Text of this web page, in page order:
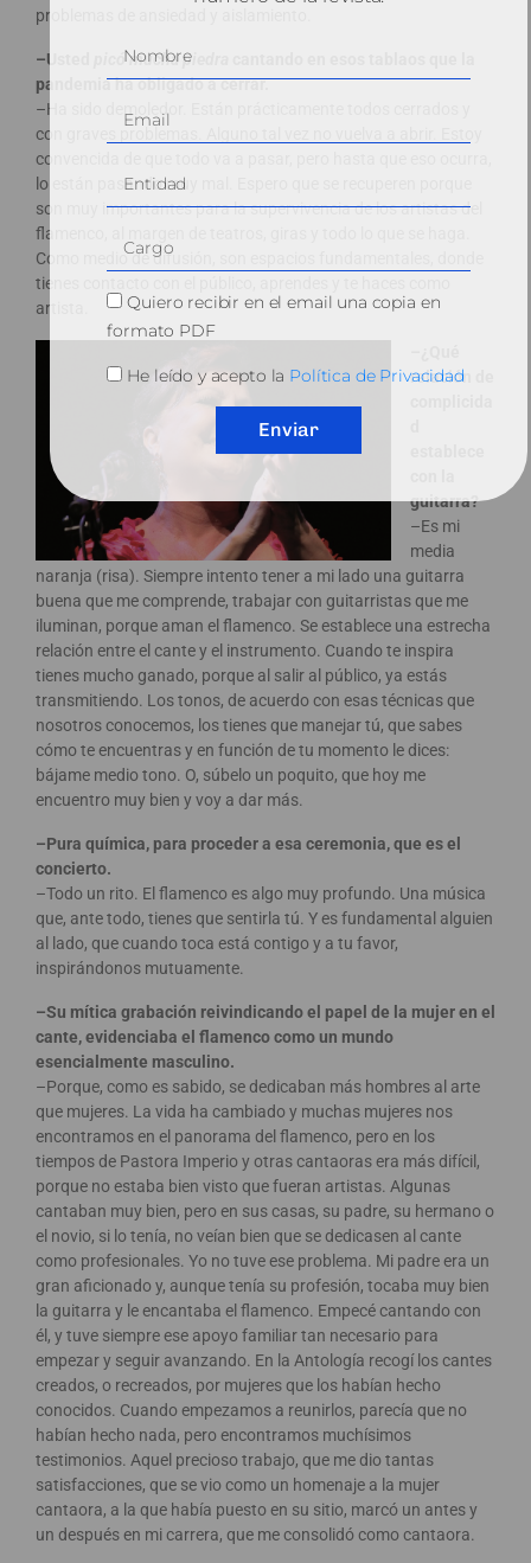
problemas de ansiedad y aislamiento.
–Usted picó mucha piedra
pandemia ha obligado a cerrar.
–Ha sido demoledor. Están prácticamente todos cerrados y
con graves problemas. Alguno tal vez no vuelva a abrir. Estoy
convencida de que todo va a pasar, pero hasta que eso ocurra,
lo están pasando muy mal. Espero que se recuperen porque
son muy importantes para la supervivencia de los artistas del
flamenco, al margen de teatros, giras y todo lo que se haga.
Como medio de difusión, son espacios fundamentales, donde
tienes contacto con el público, aprendes y te haces como
artista.
relación de
guitarra?
–Es mi
media
naranja (risa). Siempre intento tener a mi lado una guitarra
buena que me comprende, trabajar con guitarristas que me
iluminan, porque aman el flamenco. Se establece una estrecha
relación entre el cante y el instrumento. Cuando te inspira
tienes mucho ganado, porque al salir al público, ya estás
transmitiendo. Los tonos, de acuerdo con esas técnicas que
nosotros conocemos, los tienes que manejar tú, que sabes
cómo te encuentras y en función de tu momento le dices:
bájame medio tono. O, súbelo un poquito, que hoy me
encuentro muy bien y voy a dar más.
–Pura química, para proceder a esa ceremonia, que es el
concierto.
–Todo un rito. El flamenco es algo muy profundo. Una música
que, ante todo, tienes que sentirla tú. Y es fundamental alguien
al lado, que cuando toca está contigo y a tu favor,
inspirándonos mutuamente.
–Su mítica grabación reivindicando el papel de la mujer en el
cante, evidenciaba el flamenco como un mundo
esencialmente masculino.
–Porque, como es sabido, se dedicaban más hombres al arte
que mujeres. La vida ha cambiado y muchas mujeres nos
encontramos en el panorama del flamenco, pero en los
tiempos de Pastora Imperio y otras cantaoras era más difícil,
porque no estaba bien visto que fueran artistas. Algunas
cantaban muy bien, pero en sus casas, su padre, su hermano o
el novio, si lo tenía, no veían bien que se dedicasen al cante
como profesionales. Yo no tuve ese problema. Mi padre era un
gran aficionado y, aunque tenía su profesión, tocaba muy bien
la guitarra y le encantaba el flamenco. Empecé cantando con
él, y tuve siempre ese apoyo familiar tan necesario para
empezar y seguir avanzando. En la Antología recogí los cantes
creados, o recreados, por mujeres que los habían hecho
conocidos. Cuando empezamos a reunirlos, parecía que no
habían hecho nada, pero encontramos muchísimos
testimonios. Aquel precioso trabajo, que me dio tantas
satisfacciones, que se vio como un homenaje a la mujer
cantaora, a la que había puesto en su sitio, marcó un antes y
un después en mi carrera, que me consolidó como cantaora.
Quiero recibir en el email una copia en
formato PDF
He leído y acepto la Política de Privacidad
Enviar